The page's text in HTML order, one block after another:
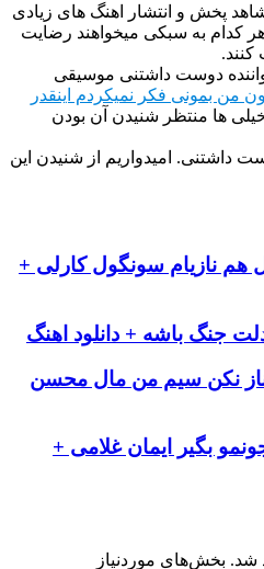
و انتشار اهنگ های زیادی
به سبکی میخواهند رضایت
دوست داشتنی موسیقی
فکر نمیکردم اینقدر
منتظر شنیدن آن بودن
امیدواریم از شنیدن این
سونگول کارلی +
باشه + دانلود اهنگ
سیم من مال محسن
ایمان غلامی +
موردنیاز